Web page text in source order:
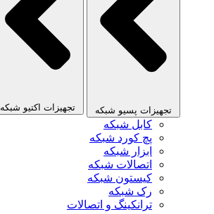
تجهیزات پسیو شبکه تجهیزات اکتیو شبکه
کابل شبکه
پچ کورد شبکه
ابزار شبکه
اتصالات شبکه
کیستون شبکه
رک شبکه
ترانکینگ و اتصالات